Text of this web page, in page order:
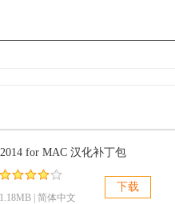
for MAC 汉化补丁包
1.18MB | 简体中文
下载